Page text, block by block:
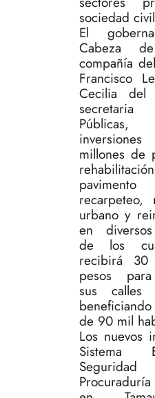
sociedad
El
Cabeza
compañía
Francisco
Cecilia del
millones de
recarpeteo,
urbano y
en
de los
recibirá 30
pesos
sus calles
de 90 mil
Los nuevos
Sistema